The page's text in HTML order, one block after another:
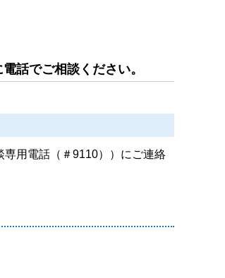
話でご相談ください。
用電話（＃9110））にご連絡